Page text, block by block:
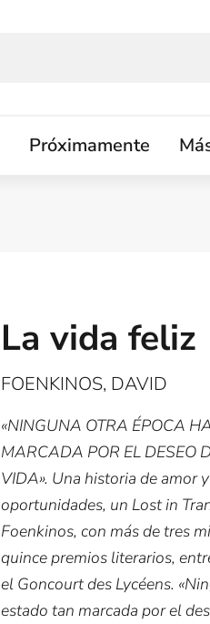
Próximamente
La vida feliz
FOENKINOS, DAVID
«NINGUNA OTRA ÉPOCA
MARCADA POR EL DESEO
VIDA». Una historia de amor
oportunidades, un Lost in
Foenkinos, con más de tres
quince premios literarios,
el Goncourt des Lycéens.
estado tan marcada por el